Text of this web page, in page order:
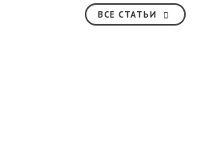
ВСЕ СТАТЬИ